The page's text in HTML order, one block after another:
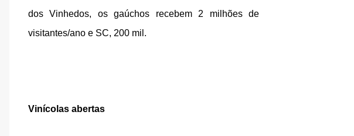
dos Vinhedos, os gaúchos recebem 2 milhões de
visitantes/ano e SC, 200 mil.
Vinícolas abertas